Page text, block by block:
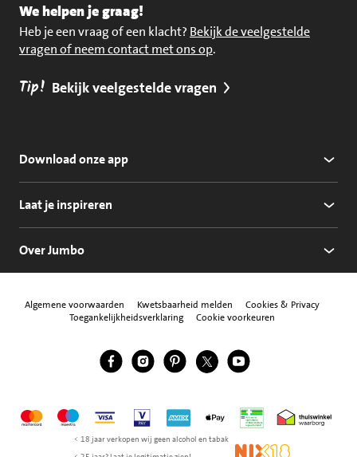
We helpen je graag!
Heb je een vraag of een klacht? Bekijk de veelgestelde
vragen of neem contact met ons op.
Tip! Bekijk veelgestelde vragen
Download onze app
Laat je inspireren
Over Jumbo
Algemene voorwaarden Kwetsbaarheid melden
Cookies & Privacy
Toegankelijkheidsverklaring
Cookie voorkeuren
Volg ons
Jumbo Facebook
Jumbo Instagram
Jumbo Pinterest
Jumbo Twitter
Jumbo YouTube
MastercardMaestroVisa Vpay American Express
Apple Pay Thuiswinkel
< 18 jaar verkopen wij geen alcohol en tabak
NIX18